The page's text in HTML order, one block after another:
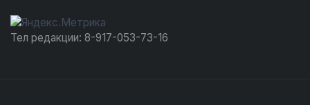
Тел редакции: 8-917-053-73-16